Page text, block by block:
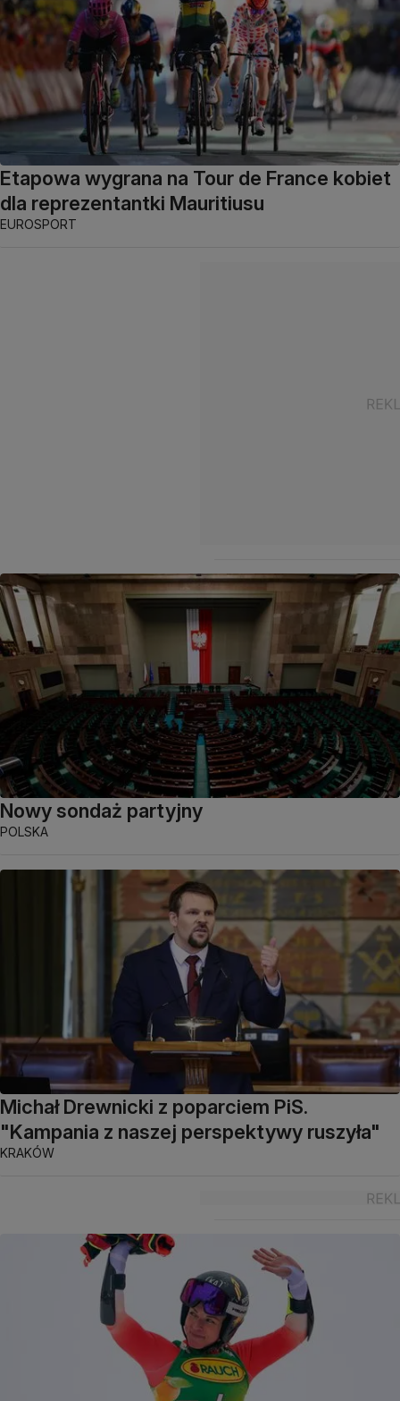
Etapowa wygrana na Tour de France kobiet
dla reprezentantki Mauritiusu
EUROSPORT
Nowy sondaż partyjny
POLSKA
Michał Drewnicki z poparciem PiS.
"Kampania z naszej perspektywy ruszyła"
KRAKÓW